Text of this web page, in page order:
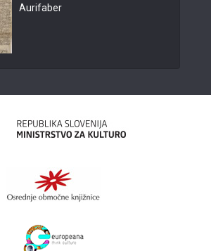
Aurifaber